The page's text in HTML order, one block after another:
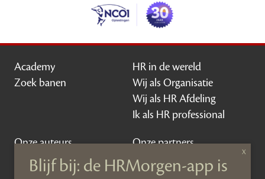
Academy
Zoek banen
HR in de wereld
Wij als Organisatie
Wij als HR Afdeling
Ik als HR professional
Onze auteurs
Onze partners
Sponsoring